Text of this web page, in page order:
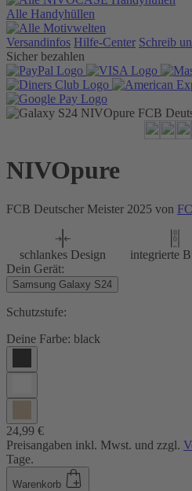
Alle Handyhüllen
Versandinfos Hilfe-Center Schreib
Sicher bezahlen
NIVOpure
FCB Deutscher Meister 2025 von
schlankes Design integrierte
Dein Gerät:
Samsung Galaxy S24
Schutzstufe:
Deine Farbe: black
24,99 €
Preisangaben inkl. Mwst. und zzgl.
Tage.
Warenkorb